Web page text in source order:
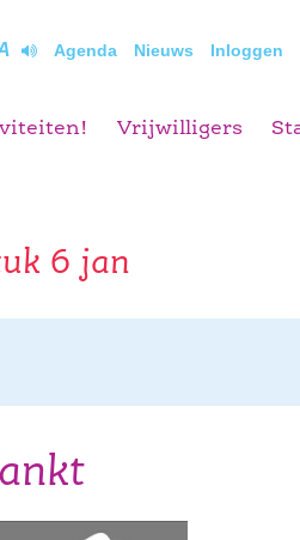
Agenda Nieuws Inloggen
Vrijwilligers
6 jan